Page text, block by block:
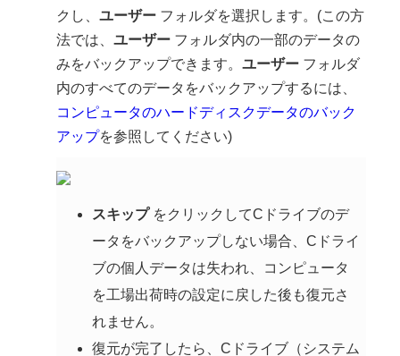
クし、ユーザー フォルダを選択します。(この方
法では、ユーザー フォルダ内の一部のデータの
みをバックアップできます。ユーザー フォルダ
内のすべてのデータをバックアップするには、
コンピュータのハードディスクデータのバック
アップを参照してください)
スキップをクリックしてCドライブのデ
ータをバックアップしない場合、Cドライ
ブの個人データは失われ、コンピュータ
を工場出荷時の設定に戻した後も復元さ
れません。
復元が完了したら、Cドライブ（システム